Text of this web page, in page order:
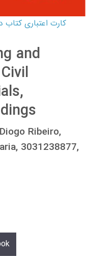
and
Ribeiro,
3031238877,